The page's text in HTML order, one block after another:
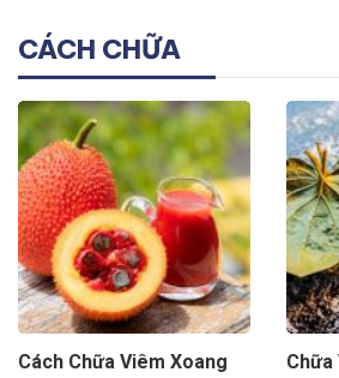
CÁCH CHỮA
Cách Chữa Viêm Xoang
Chữa